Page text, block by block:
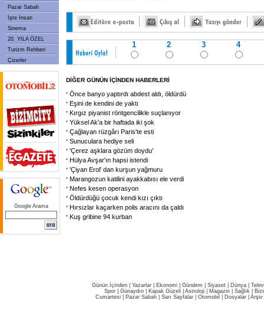
Pazar Sabah
İşte İnsan
Sinema
20. YILA ÖZEL
Turizm Rehberi
Çizerler
Google Arama
1 2 3 4
DİĞER GÜNÜN İÇİNDEN HABERLERİ
Önce banyo yaptırdı abdest aldı, öldürdü
Eşini de kendini de yaktı
Kırgız piyanist röntgencilikle suçlanıyor
Yüksel Ak'a bir haftada iki şok
Çağlayan rüzgârı Paris'te esti
Sunuculara hediye seli
'Çerez aşklara gözüm doydu'
Hülya Avşar'ın hapsi istendi
'Çiyan Erol' dan kurşun yağmuru
Marangozun katilini ayakkabısı ele verdi
Nefes kesen operasyon
Öldürdüğü çocuk kendi kızı çıktı
Hırsızlar kaçarken polis aracını da çaldı
Kuş gribine 94 kurban
Günün İçinden Yazarlar Ekonomi Gündem Siyaset Dünya |
Spor
Günaydın Kapak Güzeli Astroloji Magazin Sağlık
Cumartesi
Pazar Sabah Sarı Sayfalar Otomobil Dosyalar Arşiv